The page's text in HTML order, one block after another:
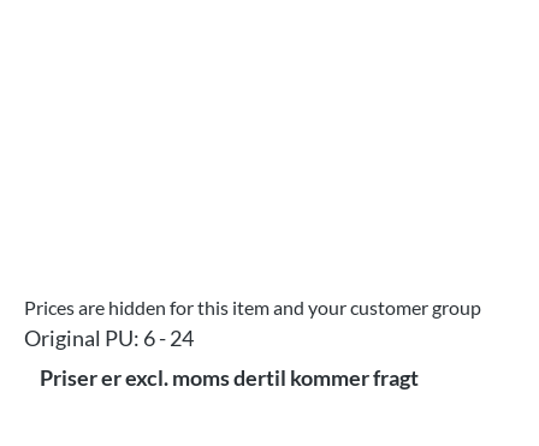
Prices are hidden for this item and your customer group
Original PU: 6 - 24
Priser er excl. moms dertil kommer fragt